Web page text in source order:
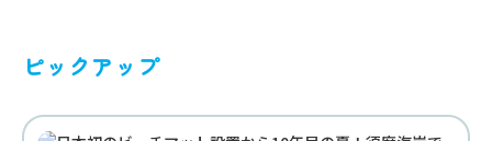
ピックアップ